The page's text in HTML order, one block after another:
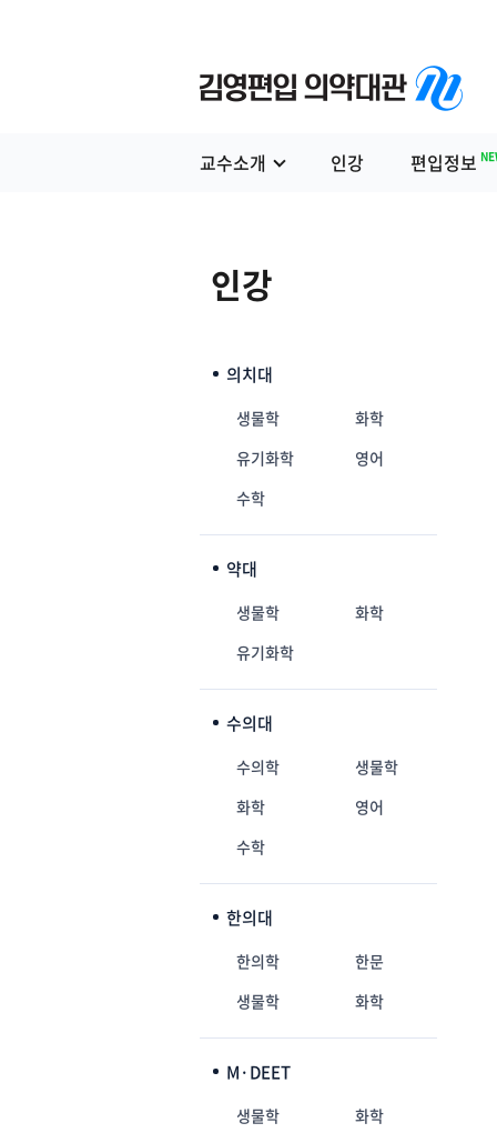
교수소개 인강 편입정보
인강
의치대
생물학
화학
유기화학
영어
수학
약대
생물학
화학
유기화학
수의대
수의학
생물학
화학
영어
수학
한의대
한의학
한문
생물학
화학
M·DEET
생물학
화학